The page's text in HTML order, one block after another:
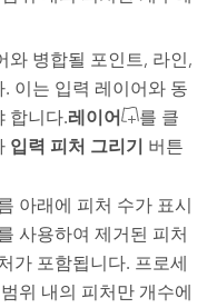
와 병합될 포인트, 라인,
이는 입력 레이어와 동
합니다.레이어
를 클
입력 피처 그리기 버튼
아래에 피처 수가 표시
사용하여 제거된 피처
가 포함됩니다. 프로세
위 내의 피처만 개수에